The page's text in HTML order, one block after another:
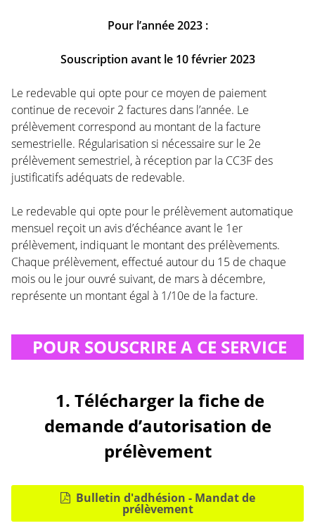
Pour l’année 2023 :
Souscription avant le 10 février 2023
Le redevable qui opte pour ce moyen de paiement
continue de recevoir 2 factures dans l’année. Le
prélèvement correspond au montant de la facture
semestrielle. Régularisation si nécessaire sur le 2e
prélèvement semestriel, à réception par la CC3F des
justificatifs adéquats de redevable.
Le redevable qui opte pour le prélèvement automatique
mensuel reçoit un avis d’échéance avant le 1er
prélèvement, indiquant le montant des prélèvements.
Chaque prélèvement, effectué autour du 15 de chaque
mois ou le jour ouvré suivant, de mars à décembre,
représente un montant égal à 1/10e de la facture.
POUR SOUSCRIRE A CE SERVICE
1. Télécharger la fiche de
demande d’autorisation de
prélèvement
Bulletin d'adhésion - Mandat de
prélèvement